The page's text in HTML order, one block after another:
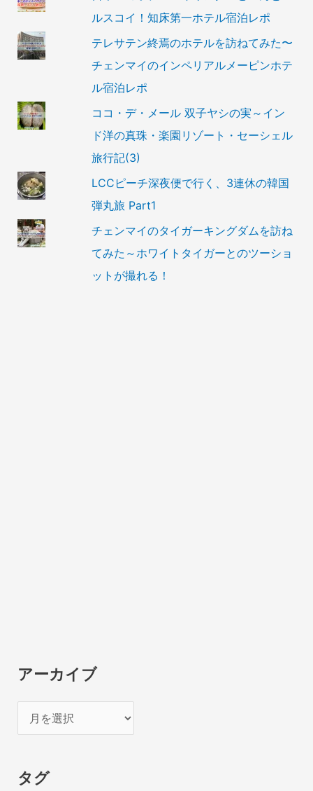
ルスコイ！知床第一ホテル宿泊レポ
テレサテン終焉のホテルを訪ねてみた〜
チェンマイのインペリアルメーピンホテ
ル宿泊レポ
ココ・デ・メール 双子ヤシの実～イン
ド洋の真珠・楽園リゾート・セーシェル
旅行記(3)
LCCピーチ深夜便で行く、3連休の韓国
弾丸旅 Part1
チェンマイのタイガーキングダムを訪ね
てみた～ホワイトタイガーとのツーショ
ットが撮れる！
アーカイブ
ー
イ
タグ